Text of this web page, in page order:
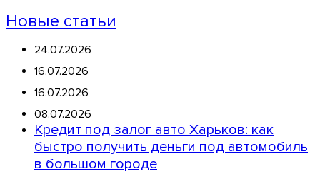
Новые статьи
24.07.2026
16.07.2026
16.07.2026
08.07.2026
Кредит под залог авто Харьков: как
быстро получить деньги под автомобиль
в большом городе